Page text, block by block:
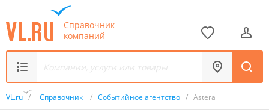
Справочник
компаний
VL.ru / Справочник / Событийное агентство / Astera